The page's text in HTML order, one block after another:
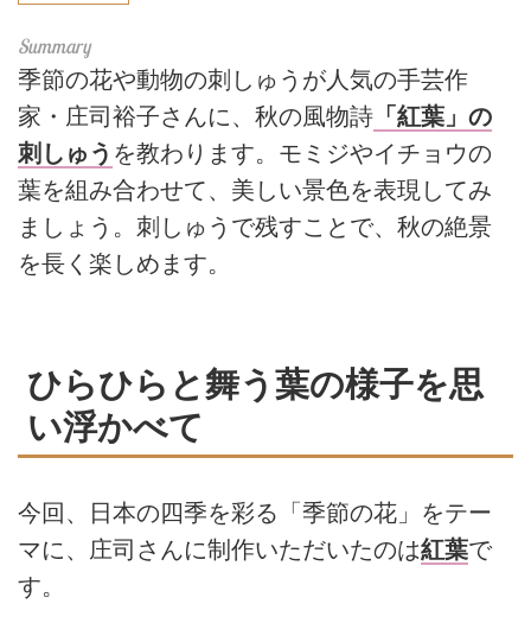
季節の花や動物の刺しゅうが人気の手芸作
家・庄司裕子さんに、秋の風物詩 「紅葉」の
刺しゅう を教わります。モミジやイチョウの
葉を組み合わせて、美しい景色を表現してみ
ましょう。刺しゅうで残すことで、秋の絶景
を長く楽しめます。
ひらひらと舞う葉の様子を思
い浮かべて
今回、日本の四季を彩る「季節の花」をテー
マに、庄司さんに制作いただいたのは紅葉で
す。